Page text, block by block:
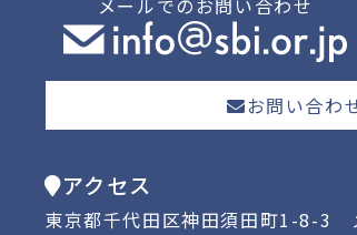
お問い合わ
アクセス
東京都千代田区神田須田町1-8-3